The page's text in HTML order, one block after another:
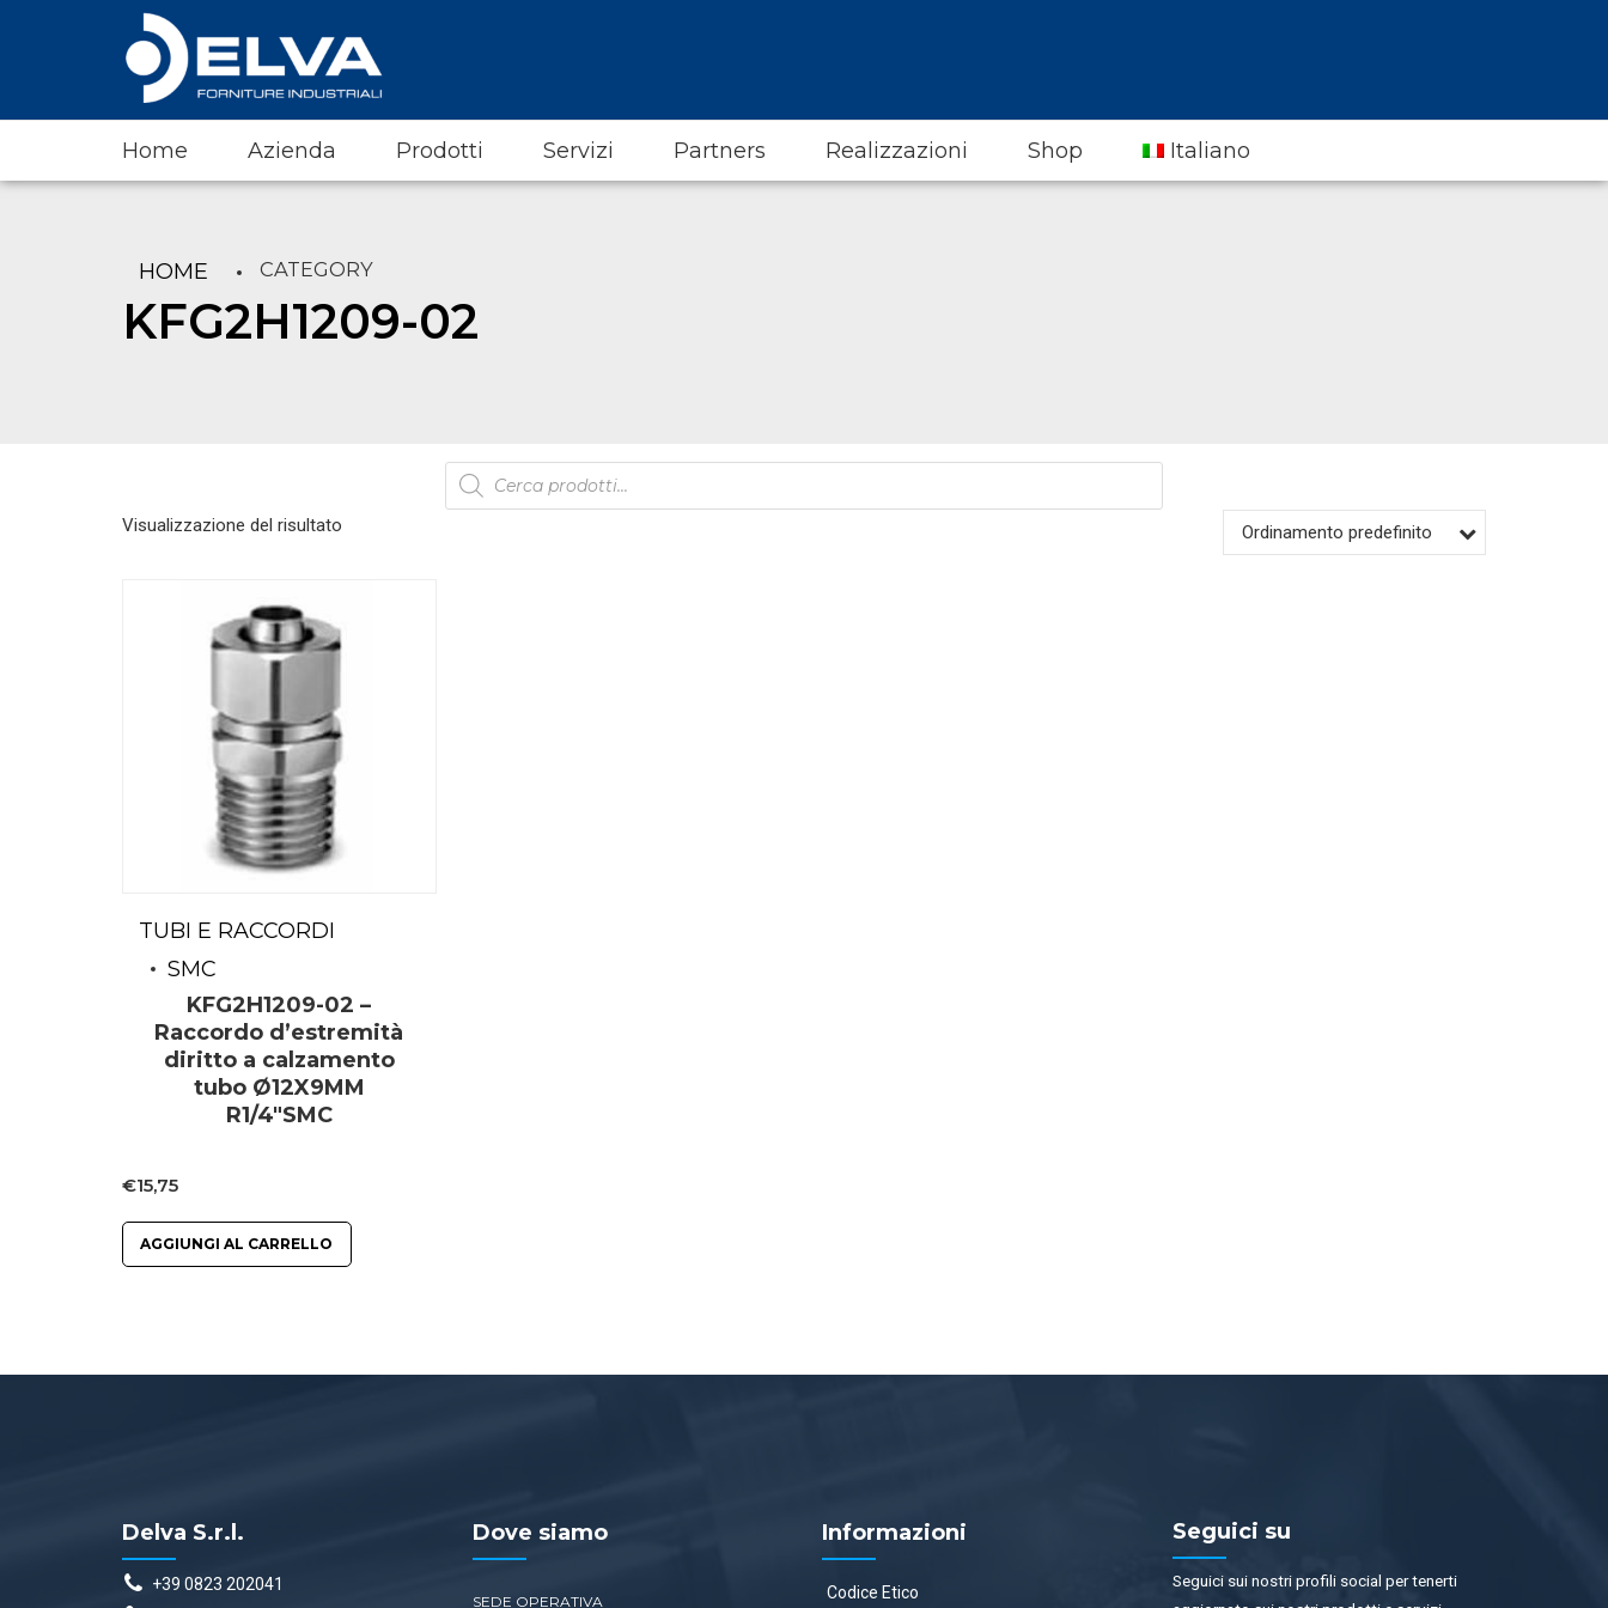
Home Azienda Prodotti Servizi Partners Realizzazioni Shop Italiano
HOME CATEGORY
KFG2H1209-02
Products
search
Visualizzazione del risultato Ordinamento predefinito
TUBI E RACCORDI
SMC
KFG2H1209-02 –
Raccordo d’estremità
diritto a calzamento
tubo Ø12X9MM
R1/4″SMC
€15,75
AGGIUNGI AL CARRELLO
Delva S.r.l.
+39 0823 202041
Dove siamo
SEDE OPERATIVA
Informazioni
Codice Etico
Seguici su
Seguici sui nostri profili social per tenerti